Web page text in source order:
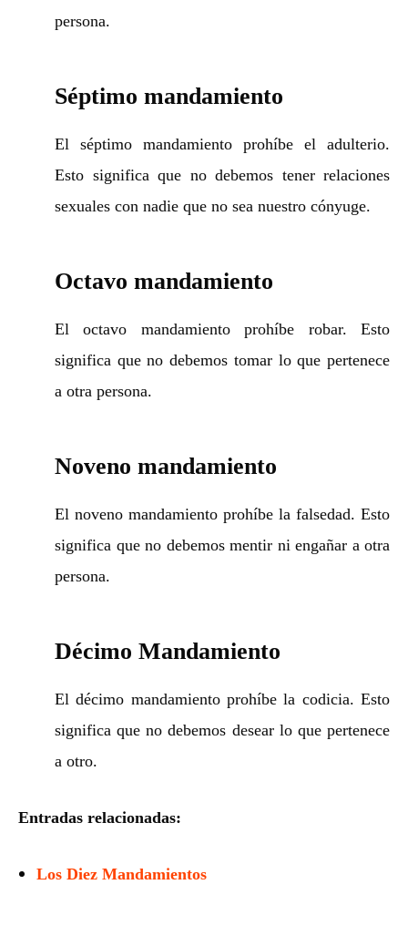
persona.
Séptimo mandamiento
El séptimo mandamiento prohíbe el adulterio.
Esto significa que no debemos tener relaciones
sexuales con nadie que no sea nuestro cónyuge.
Octavo mandamiento
El octavo mandamiento prohíbe robar. Esto
significa que no debemos tomar lo que pertenece
a otra persona.
Noveno mandamiento
El noveno mandamiento prohíbe la falsedad. Esto
significa que no debemos mentir ni engañar a otra
persona.
Décimo Mandamiento
El décimo mandamiento prohíbe la codicia. Esto
significa que no debemos desear lo que pertenece
a otro.
Entradas relacionadas:
Los Diez Mandamientos